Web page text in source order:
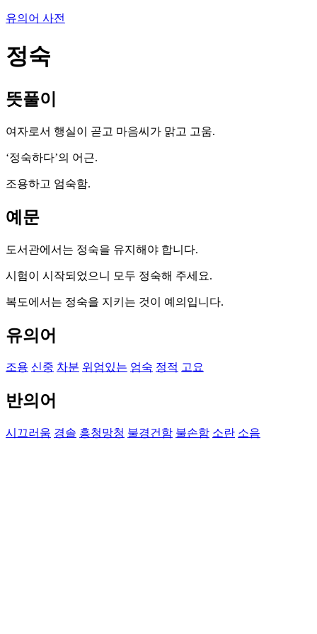
유의어 사전
정숙
뜻풀이
여자로서 행실이 곧고 마음씨가 맑고 고움.
‘정숙하다’의 어근.
조용하고 엄숙함.
예문
도서관에서는 정숙을 유지해야 합니다.
시험이 시작되었으니 모두 정숙해 주세요.
복도에서는 정숙을 지키는 것이 예의입니다.
유의어
조용 신중 차분 위엄있는 엄숙 정적 고요
반의어
시끄러움 경솔 흥청망청 불경건함 불손함 소란 소음